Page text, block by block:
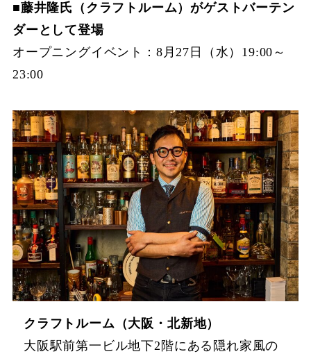
■藤井隆氏（クラフトルーム）がゲストバーテン
ダーとして登場
オープニングイベント：8月27日（水）19:00～
23:00
クラフトルーム（大阪・北新地）
大阪駅前第一ビル地下2階にある隠れ家風の